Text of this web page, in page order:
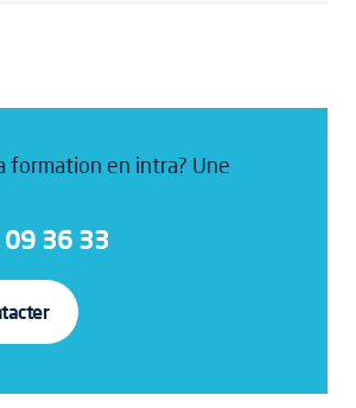
formation en intra? Une
36 33